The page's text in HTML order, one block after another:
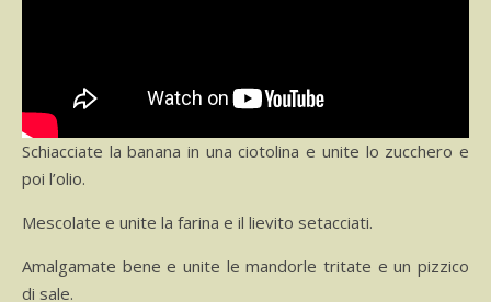
Schiacciate la banana in una ciotolina e unite lo zucchero e
poi l’olio.
Mescolate e unite la farina e il lievito setacciati.
Amalgamate bene e unite le mandorle tritate e un pizzico
di sale.